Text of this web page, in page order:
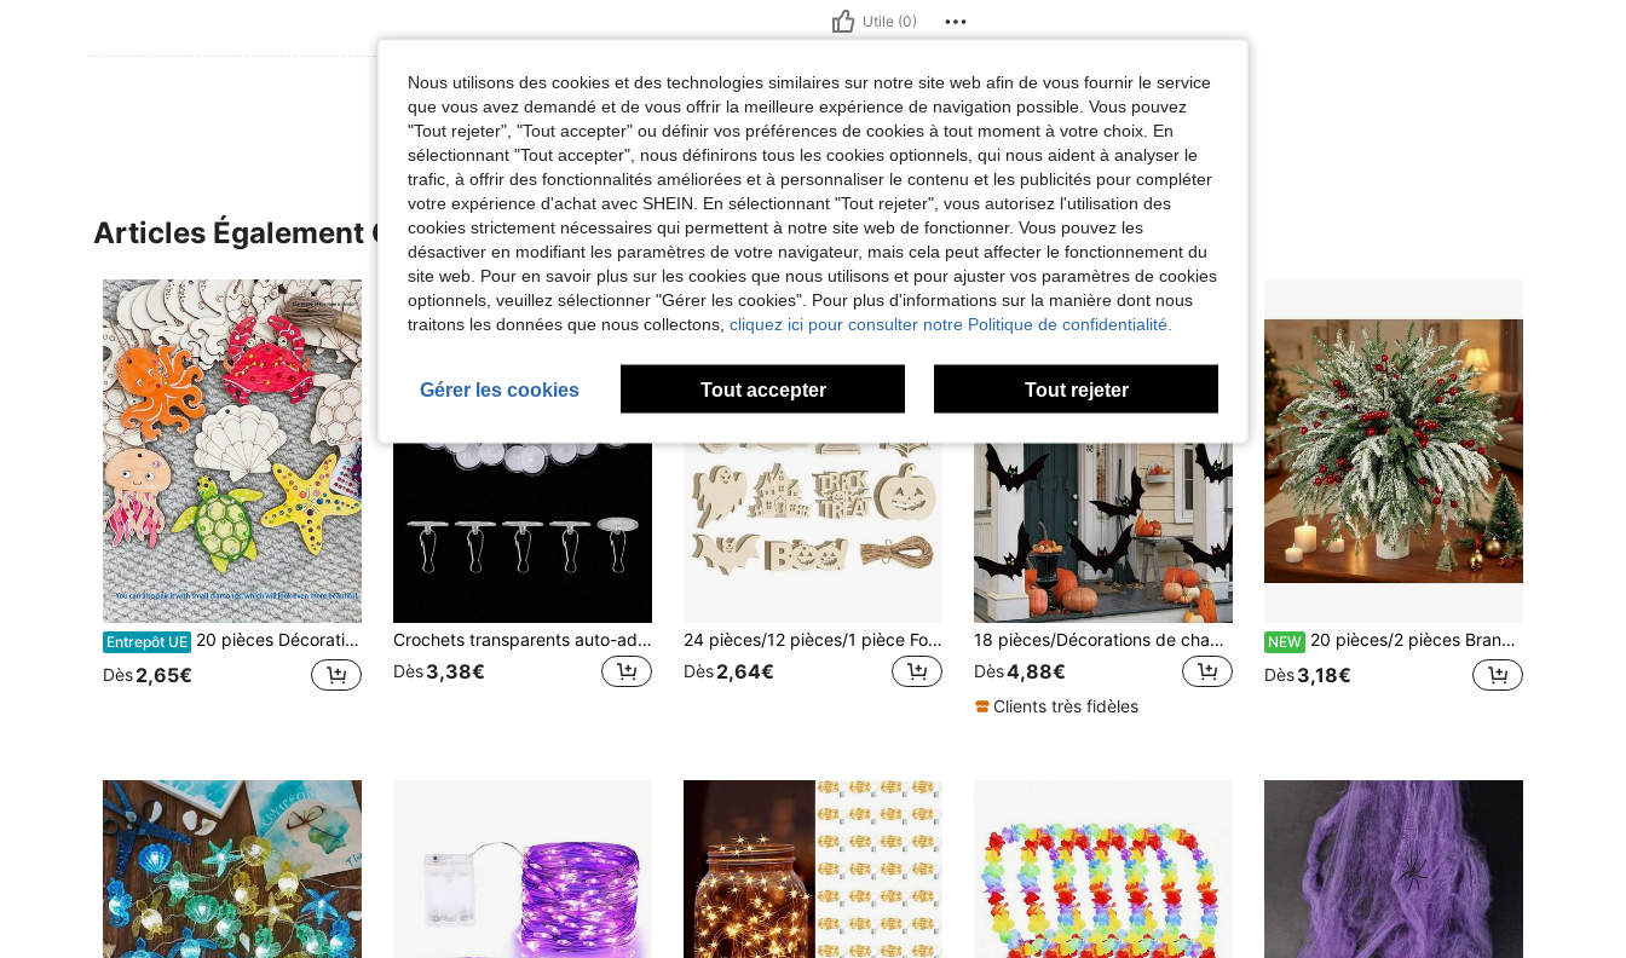
Utile (0)
Voir Plus D'avis
Articles Également Consultés
Entrepôt UE 20 pièces Décorations en bois creux thème océan non peintes, ornements de vie marine à peindre soi-même, décoration suspendue en bois, convient pour fête de plage d'été, fête d'Halloween et décoration de la maison, décorations suspendues de vacances, artisanat DIY, projets artistiques, fournitures de fête de mariage et d'anniversaire, décoration d'automne, cordons (20 pièces/10 pièces/1 pièce)
Dès2,65€
Crochets transparents auto-adhésifs, crochets de plafond amovibles, crochets sans dommage et sans perçage, convenant pour accrocher les décorations de Noël et du Nouvel An
Dès3,38€
24 pièces/12 pièces/1 pièce Formes de citrouilles en bois pour la peinture DIY, décorations de fête d'Halloween, kits d'artisanat, ornements muraux à suspendre, décorations d'Halloween, décoration de la maison, décorations de fête de vacances, décorations de citrouilles, peinture, Halloween, découpes de papier pour la décoration de Thanksgiving, œuvres inachevées, pièces de citrouilles en bois vierges inachevées, convient pour l'artisanat de récolte à la maison, motifs de paysage automnal à suspendre, design plat 2D
Dès2,64€
18 pièces/Décorations de chauve-souris suspendues pour Halloween, convenant pour les arbres extérieurs, la cour, la décoration de fête sur le porche, pendentif de chauve-souris d'automne pour Halloween, rouge jaune vert couleurs multiples disponibles, convenant pour la décoration d'atmosphère d'horreur intérieure et extérieure, fournitures de décoration de fête d'automne pour Halloween, décoration de la maison, décoration d'Halloween, décoration de chambre, décoration de Noël, cadeau de Noël, décoration de Noël
Dès4,88€
Clients très fidèles
NEW 20 pièces/2 pièces Branches de pin Norfolk artificielles avec baies rouges, couronne de cèdre, convient pour les couronnes de Noël, les remplissages de vases, la décoration de la maison, facile à assembler, projets DIY, arrangements de table à thème de Noël, couronnes de vacances d'hiver
Dès3,18€
Nous utilisons des cookies et des technologies similaires sur notre site web afin de vous fournir le service
que vous avez demandé et de vous offrir la meilleure expérience de navigation possible. Vous pouvez
"Tout rejeter", "Tout accepter" ou définir vos préférences de cookies à tout moment à votre choix. En
sélectionnant "Tout accepter", nous définirons tous les cookies optionnels, qui nous aident à analyser le
trafic, à offrir des fonctionnalités améliorées et à personnaliser le contenu et les publicités pour compléter
votre expérience d'achat avec SHEIN. En sélectionnant "Tout rejeter", vous autorisez l'utilisation des
cookies strictement nécessaires qui permettent à notre site web de fonctionner. Vous pouvez les
désactiver en modifiant les paramètres de votre navigateur, mais cela peut affecter le fonctionnement du
site web. Pour en savoir plus sur les cookies que nous utilisons et pour ajuster vos paramètres de cookies
optionnels, veuillez sélectionner "Gérer les cookies". Pour plus d'informations sur la manière dont nous
traitons les données que nous collectons, cliquez ici pour consulter notre Politique de confidentialité.
Gérer les cookies Tout accepter Tout rejeter